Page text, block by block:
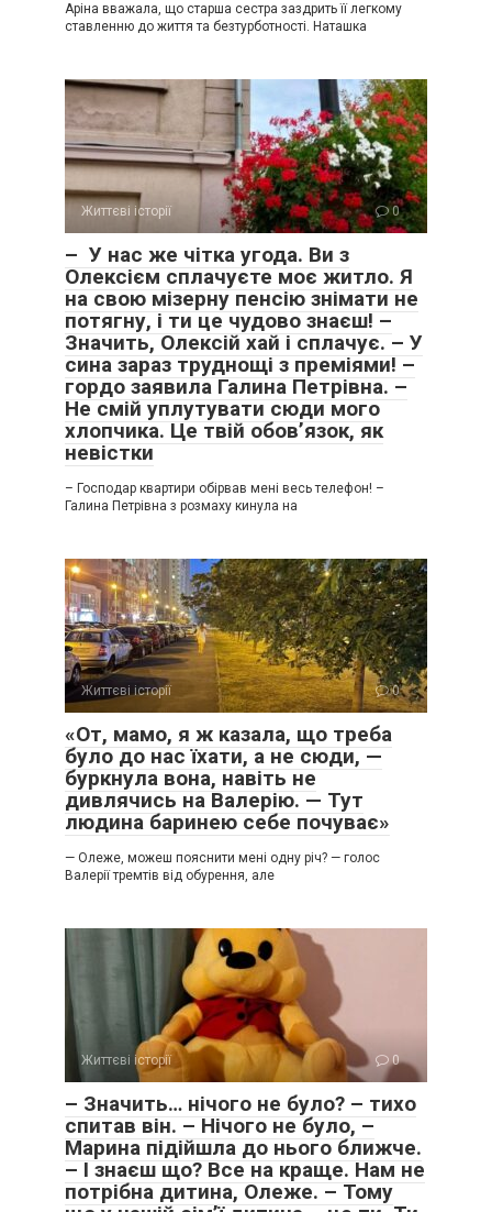
Аріна вважала, що старша сестра заздрить її легкому
ставленню до життя та безтурботності. Наташка
Життєві історії 0
– У нас же чітка угода. Ви з
Олексієм сплачуєте моє житло. Я
на свою мізерну пенсію знімати не
потягну, і ти це чудово знаєш! –
Значить, Олексій хай і сплачує. – У
сина зараз труднощі з преміями! –
гордо заявила Галина Петрівна. –
Не смій уплутувати сюди мого
хлопчика. Це твій обов’язок, як
невістки
– Господар квартири обірвав мені весь телефон! –
Галина Петрівна з розмаху кинула на
Життєві історії 0
«От, мамо, я ж казала, що треба
було до нас їхати, а не сюди, —
буркнула вона, навіть не
дивлячись на Валерію. — Тут
людина баринею себе почуває»
— Олеже, можеш пояснити мені одну річ? — голос
Валерії тремтів від обурення, але
Життєві історії 0
– Значить… нічого не було? – тихо
спитав він. – Нічого не було, –
Марина підійшла до нього ближче.
– І знаєш що? Все на краще. Нам не
потрібна дитина, Олеже. – Тому